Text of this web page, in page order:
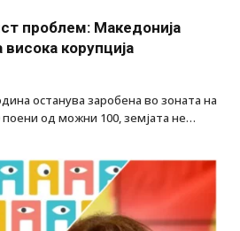
проблем: Македонија
висока корупција
останува заробена во зоната на
поени од можни 100, земјата не…